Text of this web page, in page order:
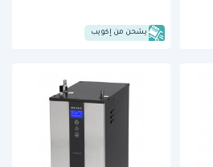
يشحن من إكويب